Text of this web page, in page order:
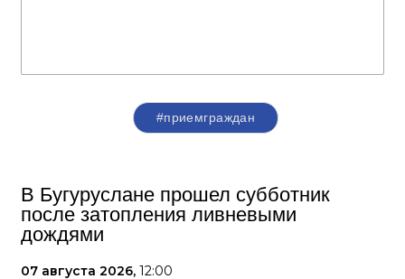
#приемграждан
В Бугуруслане прошел субботник
после затопления ливневыми
дождями
07 августа 2026, 12:00